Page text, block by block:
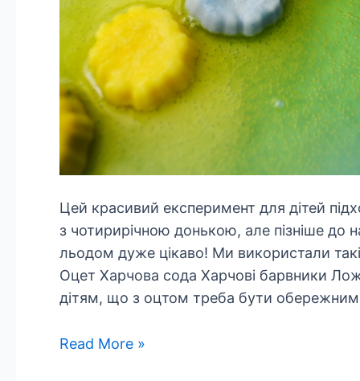
Цей красивий експеримент для дітей
з чотирирічною донькою, але пізніше до
льодом дуже цікаво! Ми використали
Оцет Харчова сода Харчові барвники
дітям, що з оцтом треба бути
Легкий
Read More »